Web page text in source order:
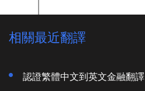
相關最近翻譯
認證繁體中文到英文金融翻譯